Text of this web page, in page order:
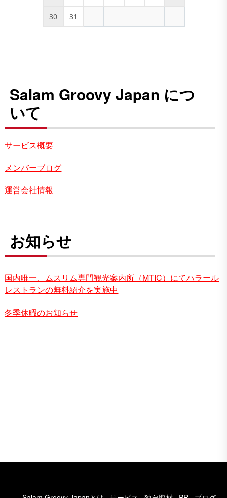
30 31
Salam Groovy Japan につ
いて
サービス概要
メンバーブログ
運営会社情報
お知らせ
国内唯一、ムスリム専門観光案内所（MTIC）にてハラール
レストランの無料紹介を実施中
冬季休暇のお知らせ